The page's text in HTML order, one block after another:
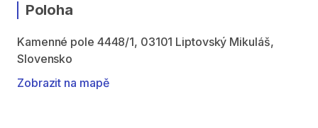
Poloha
Kamenné pole 4448/1, 03101 Liptovský Mikuláš,
Slovensko
Zobrazit na mapě